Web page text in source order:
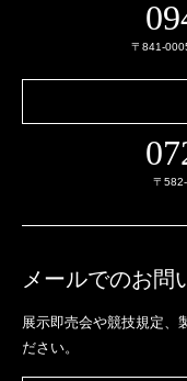
〒841-
〒
メールでのお問
展示即売会や競技規定、
ださい。